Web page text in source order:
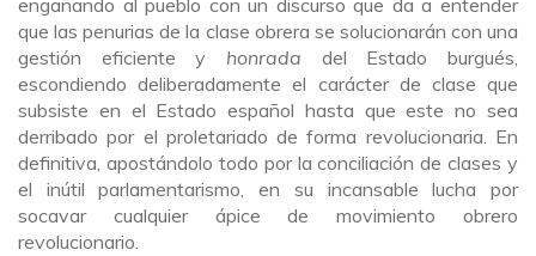
engañando al pueblo con un discurso que da a entender
que las penurias de la clase obrera se solucionarán con una
gestión eficiente y honrada del Estado burgués,
escondiendo deliberadamente el carácter de clase que
subsiste en el Estado español hasta que este no sea
derribado por el proletariado de forma revolucionaria. En
definitiva, apostándolo todo por la conciliación de clases y
el inútil parlamentarismo, en su incansable lucha por
socavar cualquier ápice de movimiento obrero
revolucionario.